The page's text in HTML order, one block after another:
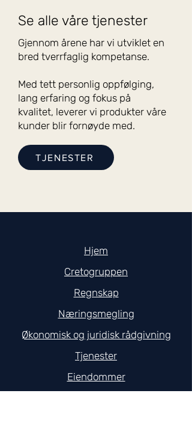
Se alle våre tjenester
Gjennom årene har vi utviklet en
bred tverrfaglig kompetanse.
Med tett personlig oppfølging,
lang erfaring og fokus på
kvalitet, leverer vi produkter våre
kunder blir fornøyde med.
TJENESTER
Hjem​
Cretogruppen
Regnskap
Næringsmegling
Økonomisk og juridisk rådgivning
Tjenester
Eiendommer